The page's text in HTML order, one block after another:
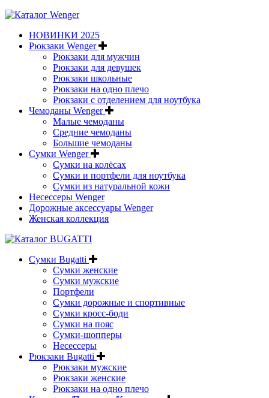
НОВИНКИ 2025
Рюкзаки Wenger
Рюкзаки для мужчин
Рюкзаки для девушек
Рюкзаки школьные
Рюкзаки на одно плечо
Рюкзаки с отделением для ноутбука
Чемоданы Wenger
Малые чемоданы
Средние чемоданы
Большие чемоданы
Сумки Wenger
Сумки на колёсах
Сумки и портфели для ноутбука
Сумки из натуральной кожи
Несессеры Wenger
Дорожные аксессуары Wenger
Женская коллекция
Сумки Bugatti
Сумки женские
Сумки мужские
Портфели
Сумки дорожные и спортивные
Сумки кросс-боди
Сумки на пояс
Сумки-шопперы
Несессеры
Рюкзаки Bugatti
Рюкзаки мужские
Рюкзаки женские
Рюкзаки на одно плечо